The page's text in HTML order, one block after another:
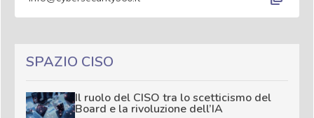
SPAZIO CISO
Il ruolo del CISO tra lo scetticismo del
Board e la rivoluzione dell’IA